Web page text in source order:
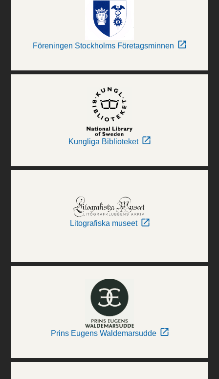
Föreningen Stockholms Företagsminnen
Kungliga Biblioteket
Litografiska museet
Prins Eugens Waldemarsudde